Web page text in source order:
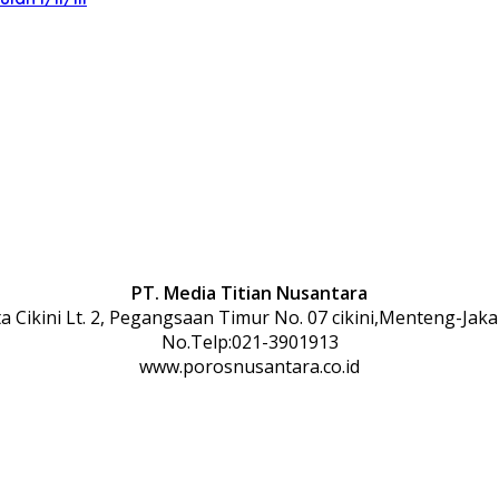
PT. Media Titian Nusantara
Cikini Lt. 2, Pegangsaan Timur No. 07 cikini,Menteng-
No.Telp:021-3901913
www.porosnusantara.co.id